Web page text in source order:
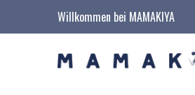
Willkommen bei MAMAKIYA